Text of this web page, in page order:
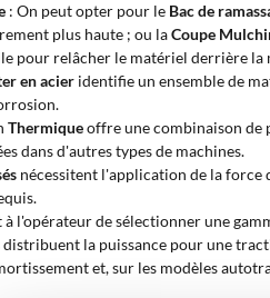
: On peut opter pour le Bac de
plus haute ; ou laCoupe
pour relâcher le matériel derrière
en acier identifie un ensemble de
Thermiqueoffre une combinaison de
dans d'autres types de machines.
nécessitent l'application de la force
à l'opérateur de sélectionner une
distribuent la puissance pour une
et, sur les modèles